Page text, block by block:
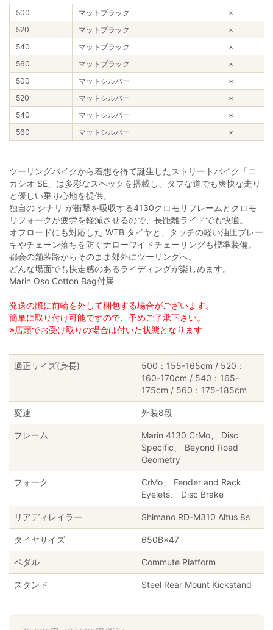
500 マットブラック
×
520
マットブラック
×
540
マットブラック
×
560
マットブラック
×
500
マットシルバー
×
520
マットシルバー
×
540
マットシルバー
×
560
マットシルバー ×
ツーリングバイクから着想を得て誕生したストリートバイク「ニ
カシオ SE」は多彩なスペックを搭載し、タフな道でも爽快な走り
と優しい乗り心地を提供。
独自の シナリ が衝撃を吸収する4130クロモリフレームとクロモ
リフォークが疲労を軽減させるので、長距離ライドでも快適。
オフロードにも対応した WTB タイヤと、タッチの軽い油圧ブレー
キやチェーン落ちを防ぐナローワイドチェーリングも標準装備。
都会の舗装路からそのまま郊外にツーリングへ。
どんな場面でも快走感のあるライディングが楽しめます。
Marin Oso Cotton Bag付属
発送の際に前輪を外して梱包する場合がございます。
簡単に取り付け可能ですので、予めご了承下さい。
※店頭でお受け取りの場合は付いた状態となります
適正サイズ(身長)
500：155-165cm / 520：
160-170cm / 540：165-
175cm / 560：175-185cm
変速 外装8段
フレーム
Marin 4130 CrMo、 Disc
Specific、 Beyond Road
Geometry
フォーク
CrMo、 Fender and Rack
Eyelets、 Disc Brake
リアディレイラー Shimano RD-M310 Altus 8s
タイヤサイズ 650B×47
ペダル Commute Platform
スタンド Steel Rear Mount Kickstand